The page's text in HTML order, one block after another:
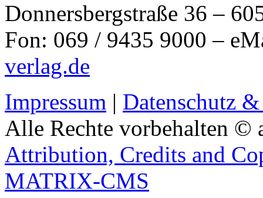
Donnersbergstraße 36 –
Fon: 069 / 9435 9000 –
verlag.de
Impressum | Datenschutz
Alle Rechte vorbehalten ©
Attribution, Credits and
MATRIX-CMS